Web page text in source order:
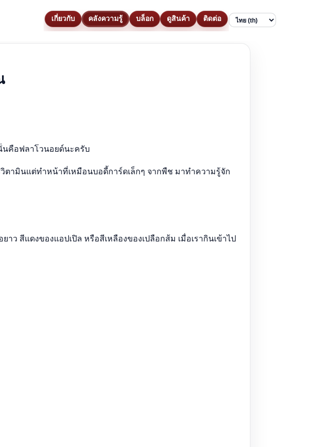
เกี่ยวกับ คลังความรู้ บล็อก ดูสินค้า
ติดต่อ
Language
นคือฟลาโวนอยด์นะครับ
ตามินแต่ทำหน้าที่เหมือนบอดี้การ์ดเล็กๆ จากพืช มาทำความรู้จัก
สีแดงของแอปเปิล หรือสีเหลืองของเปลือกส้ม เมื่อเรากินเข้าไป